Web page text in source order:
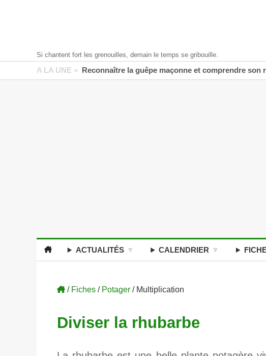
Si chantent fort les grenouilles, demain le temps se gribouille.
A LA UNE » Reconnaître la guêpe maçonne et comprendre son
ACTUALITÉS CALENDRIER
/ Fiches / Potager / Multiplication
Diviser la rhubarbe